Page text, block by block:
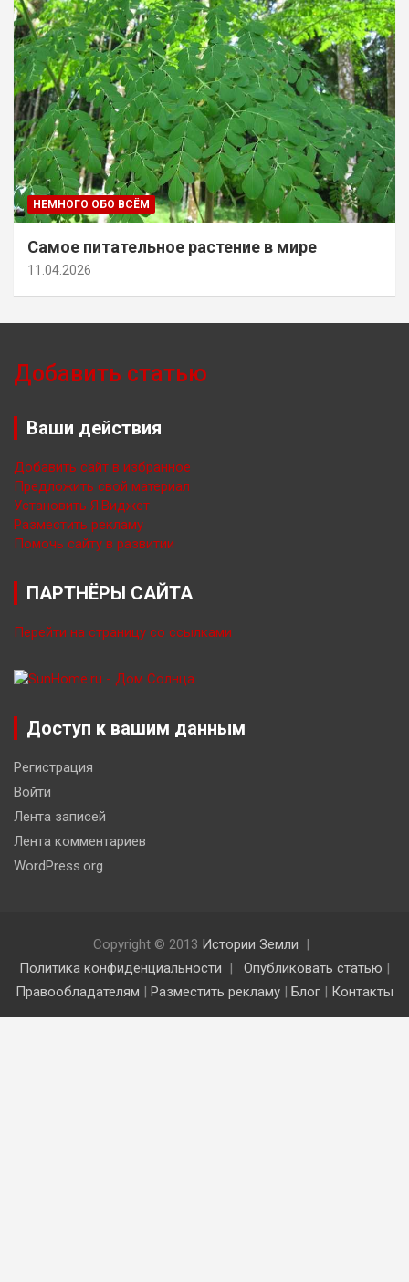
НЕМНОГО ОБО ВСЁМ
Самое питательное растение в мире
11.04.2026
Добавить статью
Ваши действия
Добавить сайт в избранное
Предложить свой материал
Установить Я.Виджет
Разместить рекламу
Помочь сайту в развитии
ПАРТНЁРЫ САЙТА
Перейти на страницу со ссылками
Доступ к вашим данным
Регистрация
Войти
Лента записей
Лента комментариев
WordPress.org
Copyright © 2013 Истории Земли
Политика конфиденциальности
Опубликовать статью |
Правообладателям | Разместить рекламу | Блог | Контакты